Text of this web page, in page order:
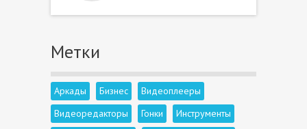
Метки
Аркады Бизнес
Видеоплееры
Видеоредакторы
Гонки
Инструменты